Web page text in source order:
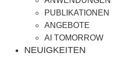
PUBLIKATIONEN
ANGEBOTE
AI TOMORROW
NEUIGKEITEN